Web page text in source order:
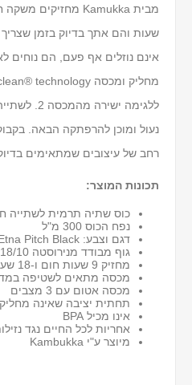
שעות והם אתך בדיוק בזמן
אינם נוזלים אף פעם, הם נוחים
רחב של עיצובים שמתאימים
תכונות המוצר:
כוס שתיה תרמית לשתייה
נפח הכוס 300 מ"ל
דגם וצבע: Etna Pitch Black
גוף מבודד מנירוסטה 18/10
מחזיק 9 שעות חום ו-18 שעות קור
מכסה מתאים לשטיפה
מכסה אטום עם 3 מצבים
תחתית יציבה שאינה
אינו מכיל BPA
אחריות לכל החיים נגד
מיוצר ע"י Kambukka